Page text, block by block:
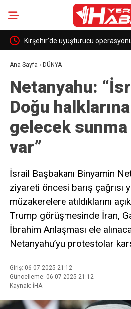
Kırşehir’de uyuşturucu
tutuklandı
Ana Sayfa › DÜNYA
Netanyahu:
Doğu
gelecek sunma
var”
İsrail Başbakanı Binyamin
ziyareti öncesi barış çağrısı
müzakerelere atıldıklarını
Trump görüşmesinde İran,
İbrahim Anlaşması ele
Netanyahu’yu protestolar
Giriş: 06-07-2025 21:12
Güncelleme: 06-07-2025 21:12
Kaynak: İHA